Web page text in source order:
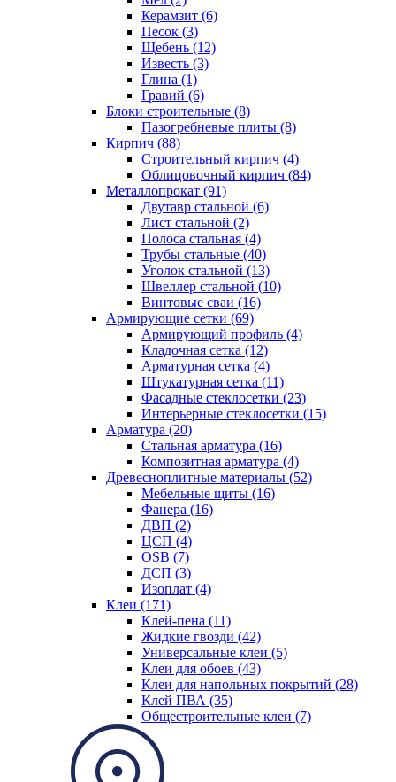
Керамзит (6)
Песок (3)
Щебень (12)
Известь (3)
Глина (1)
Гравий (6)
Блоки строительные (8)
Пазогребневые плиты (8)
Кирпич (88)
Строительный кирпич (4)
Облицовочный кирпич (84)
Металлопрокат (91)
Двутавр стальной (6)
Лист стальной (2)
Полоса стальная (4)
Трубы стальные (40)
Уголок стальной (13)
Швеллер стальной (10)
Винтовые сваи (16)
Армирующие сетки (69)
Армирующий профиль (4)
Кладочная сетка (12)
Арматурная сетка (4)
Штукатурная сетка (11)
Фасадные стеклосетки (23)
Интерьерные стеклосетки (15)
Арматура (20)
Стальная арматура (16)
Композитная арматура (4)
Древесноплитные материалы (52)
Мебельные щиты (16)
Фанера (16)
ДВП (2)
ЦСП (4)
OSB (7)
ДСП (3)
Изоплат (4)
Клеи (171)
Клей-пена (11)
Жидкие гвозди (42)
Универсальные клеи (5)
Клеи для обоев (43)
Клеи для напольных покрытий (28)
Клей ПВА (35)
Общестроительные клеи (7)